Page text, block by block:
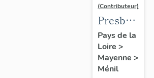
(Contributeur)
Presbytère,
actuellement
maison
et
Pays de la
Loire >
Mayenne >
Ménil